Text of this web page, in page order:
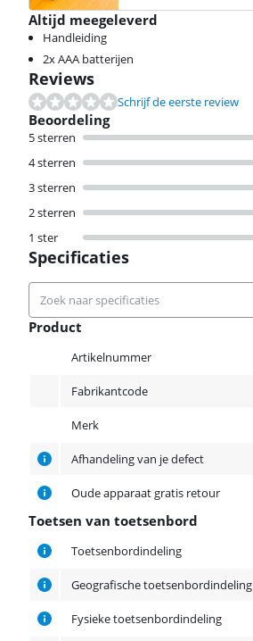
Altijd meegeleverd
Handleiding
2x AAA batterijen
Reviews
Schrijf de eerste review
Beoordeling
5 sterren
4 sterren
3 sterren
2 sterren
1 ster
Specificaties
Product
Artikelnummer
Fabrikantcode
Merk
Afhandeling van je defect
Oude apparaat gratis retour
Toetsen van toetsenbord
Toetsen van toetsenbord
Toetsenbordindeling
Geografische toetsenbordindeling
Fysieke toetsenbordindeling